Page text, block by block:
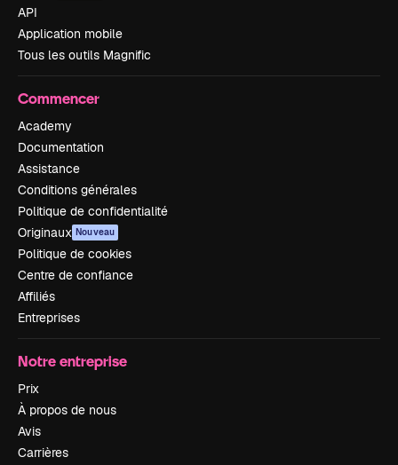
API
Application mobile
Tous les outils Magnific
Commencer
Academy
Documentation
Assistance
Conditions générales
Politique de confidentialité
Originaux Nouveau
Politique de cookies
Centre de confiance
Affiliés
Entreprises
Notre entreprise
Prix
À propos de nous
Avis
Carrières